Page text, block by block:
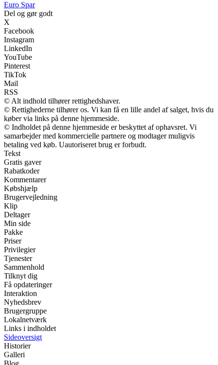
Euro Spar
Del og gør godt
X
Facebook
Instagram
LinkedIn
YouTube
Pinterest
TikTok
Mail
RSS
© Alt indhold tilhører rettighedshaver.
© Rettighederne tilhører os. Vi kan få en lille andel af salget, hvis du
køber via links på denne hjemmeside.
© Indholdet på denne hjemmeside er beskyttet af ophavsret. Vi
samarbejder med kommercielle partnere og modtager muligvis
betaling ved køb. Uautoriseret brug er forbudt.
Tekst
Gratis gaver
Rabatkoder
Kommentarer
Købshjælp
Brugervejledning
Klip
Deltager
Min side
Pakke
Priser
Privilegier
Tjenester
Sammenhold
Tilknyt dig
Få opdateringer
Interaktion
Nyhedsbrev
Brugergruppe
Lokalnetværk
Links i indholdet
Sideoversigt
Historier
Galleri